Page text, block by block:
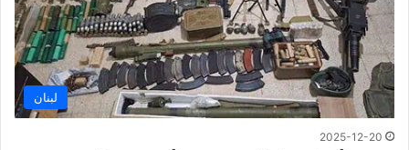
لبنان
2025-12-20